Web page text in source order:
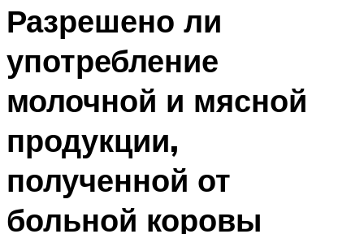
Разрешено ли
употребление
молочной и мясной
продукции,
полученной от
больной коровы